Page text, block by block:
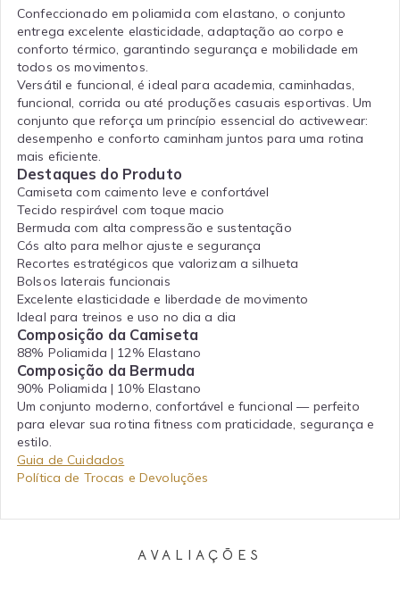
Confeccionado em poliamida com elastano, o conjunto
entrega excelente elasticidade, adaptação ao corpo e
conforto térmico, garantindo segurança e mobilidade em
todos os movimentos.
Versátil e funcional, é ideal para academia, caminhadas,
funcional, corrida ou até produções casuais esportivas. Um
conjunto que reforça um princípio essencial do activewear:
desempenho e conforto caminham juntos para uma rotina
mais eficiente.
Destaques do Produto
Camiseta com caimento leve e confortável
Tecido respirável com toque macio
Bermuda com alta compressão e sustentação
Cós alto para melhor ajuste e segurança
Recortes estratégicos que valorizam a silhueta
Bolsos laterais funcionais
Excelente elasticidade e liberdade de movimento
Ideal para treinos e uso no dia a dia
Composição da Camiseta
88% Poliamida | 12% Elastano
Composição da Bermuda
90% Poliamida | 10% Elastano
Um conjunto moderno, confortável e funcional — perfeito
para elevar sua rotina fitness com praticidade, segurança e
estilo.
Guia de Cuidados
Política de Trocas e Devoluções
AVALIAÇÕES